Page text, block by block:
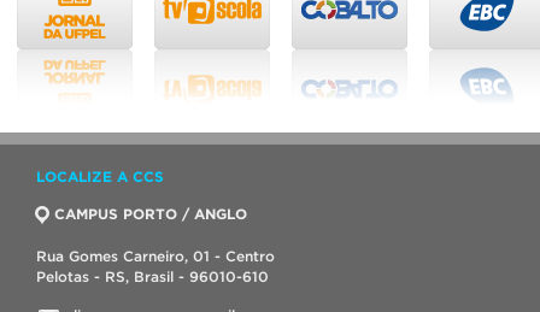
LOCALIZE A CCS
CAMPUS PORTO / ANGLO
Rua Gomes Carneiro, 01 - Centro
Pelotas - RS, Brasil - 96010-610